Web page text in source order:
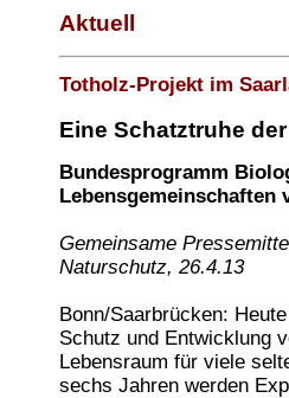
Aktuell
Totholz-Projekt im
Eine Schatztruhe
Bundesprogramm
Lebensgemeinschaften
Gemeinsame
Naturschutz, 26.4.13
Bonn/Saarbrücken:
Schutz und Entwicklung
Lebensraum für viele
sechs Jahren werden